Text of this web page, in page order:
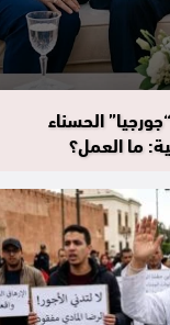
الحسناء
ما العمل؟